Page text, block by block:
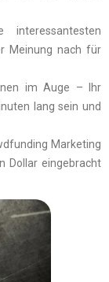
Meinung nach für
im Auge – Ihr
lang sein und
Marketing
Dollar eingebracht